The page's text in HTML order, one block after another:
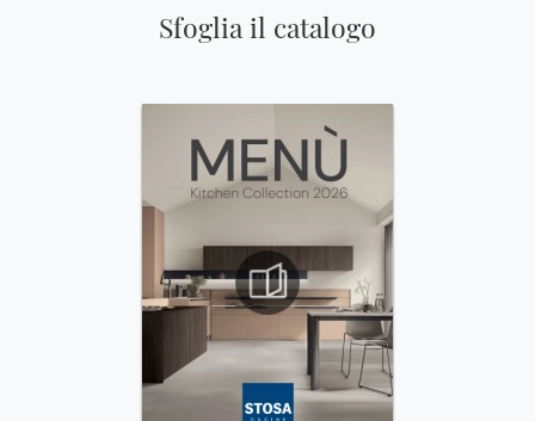
Sfoglia il catalogo